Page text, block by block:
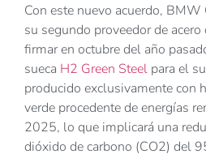
Con este nuevo acuerdo, BMW
su segundo proveedor de
firmar en octubre del año
sueca H2 Green Steel para el
producido exclusivamente con
verde procedente de energías
2025, lo que implicará una
dióxido de carbono (CO2) del